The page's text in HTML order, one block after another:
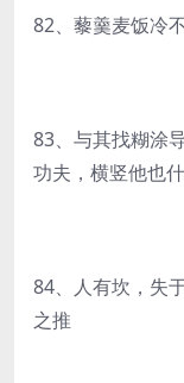
82、藜羹麦饭冷
83、与其找糊涂
功夫，横竖他也
84、人有坎，失
之推